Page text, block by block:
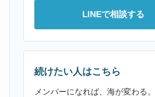
LINEで相談する
続けたい人はこちら
メンバーになれば、海が変わる